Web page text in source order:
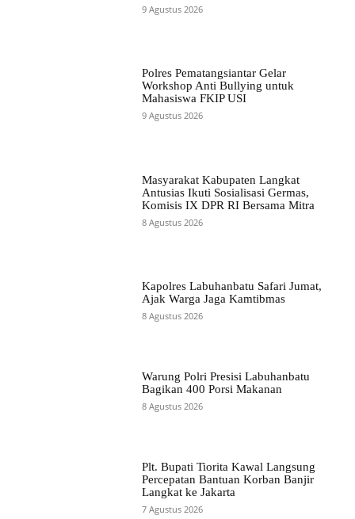
9 Agustus 2026
Polres Pematangsiantar Gelar
Workshop Anti Bullying untuk
Mahasiswa FKIP USI
9 Agustus 2026
Masyarakat Kabupaten Langkat
Antusias Ikuti Sosialisasi Germas,
Komisis IX DPR RI Bersama Mitra
8 Agustus 2026
Kapolres Labuhanbatu Safari Jumat,
Ajak Warga Jaga Kamtibmas
8 Agustus 2026
Warung Polri Presisi Labuhanbatu
Bagikan 400 Porsi Makanan
8 Agustus 2026
Plt. Bupati Tiorita Kawal Langsung
Percepatan Bantuan Korban Banjir
Langkat ke Jakarta
7 Agustus 2026